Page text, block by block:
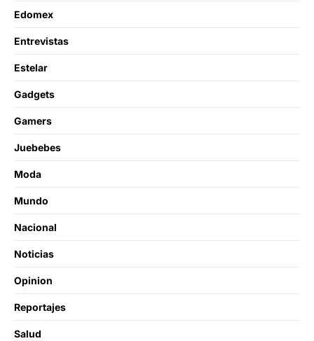
Edomex
Entrevistas
Estelar
Gadgets
Gamers
Juebebes
Moda
Mundo
Nacional
Noticias
Opinion
Reportajes
Salud